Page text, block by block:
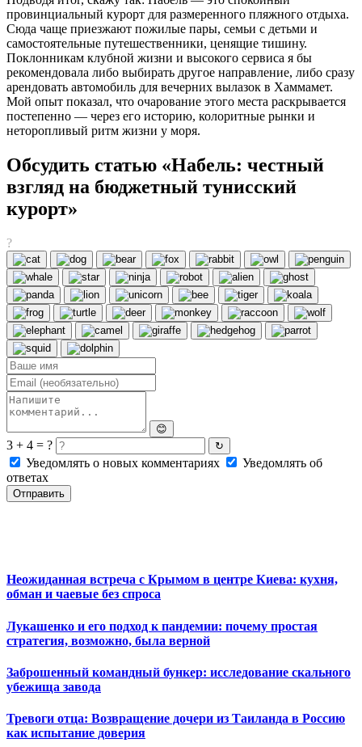
провинциальный курорт для размеренного пляжного отдыха.
Сюда чаще приезжают пожилые пары, семьи с детьми и
самостоятельные путешественники, ценящие тишину.
Поклонникам клубной жизни и высокого сервиса я бы
рекомендовала либо выбирать другое направление, либо сразу
арендовать автомобиль для вечерних вылазок в Хаммамет.
Мой опыт показал, что очарование этого места раскрывается
постепенно — через его историю, колоритные рынки и
неторопливый ритм жизни у моря.
Обсудить статью «Набель: честный
взгляд на бюджетный тунисский
курорт»
?
😊
3 + 4 = ? ↻
Уведомлять о новых комментариях
Уведомлять об
ответах
Отправить
Неожиданная встреча с Крымом в центре Киева: кухня,
обман и чаевые без спроса
Лукашенко и его подход к пандемии: почему простая
стратегия, возможно, была верной
Заброшенный командный бункер: исследование скального
убежища завода
Тревоги отца: Возвращение дочери из Таиланда в Россию
как испытание доверия